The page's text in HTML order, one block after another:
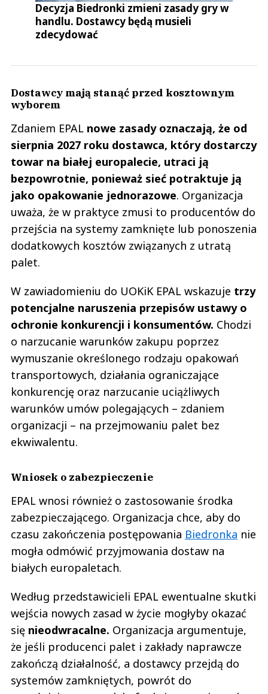
Decyzja Biedronki zmieni zasady gry w
handlu. Dostawcy będą musieli
zdecydować
Dostawcy mają stanąć przed kosztownym
wyborem
Zdaniem EPAL nowe zasady oznaczają, że od
sierpnia 2027 roku dostawca, który dostarczy
towar na białej europalecie, utraci ją
bezpowrotnie, ponieważ sieć potraktuje ją
jako opakowanie jednorazowe. Organizacja
uważa, że w praktyce zmusi to producentów do
przejścia na systemy zamknięte lub ponoszenia
dodatkowych kosztów związanych z utratą
palet.
W zawiadomieniu do UOKiK EPAL wskazuje trzy
potencjalne naruszenia przepisów ustawy o
ochronie konkurencji i konsumentów. Chodzi
o narzucanie warunków zakupu poprzez
wymuszanie określonego rodzaju opakowań
transportowych, działania ograniczające
konkurencję oraz narzucanie uciążliwych
warunków umów polegających – zdaniem
organizacji – na przejmowaniu palet bez
ekwiwalentu.
Wniosek o zabezpieczenie
EPAL wnosi również o zastosowanie środka
zabezpieczającego. Organizacja chce, aby do
czasu zakończenia postępowania Biedronka nie
mogła odmówić przyjmowania dostaw na
białych europaletach.
Według przedstawicieli EPAL ewentualne skutki
wejścia nowych zasad w życie mogłyby okazać
się nieodwracalne. Organizacja argumentuje,
że jeśli producenci palet i zakłady naprawcze
zakończą działalność, a dostawcy przejdą do
systemów zamkniętych, powrót do